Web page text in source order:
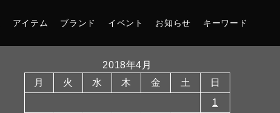
アイテム ブランド イベント お知らせ キーワード
2018年4月
月
火 水 木 金 土
日
1